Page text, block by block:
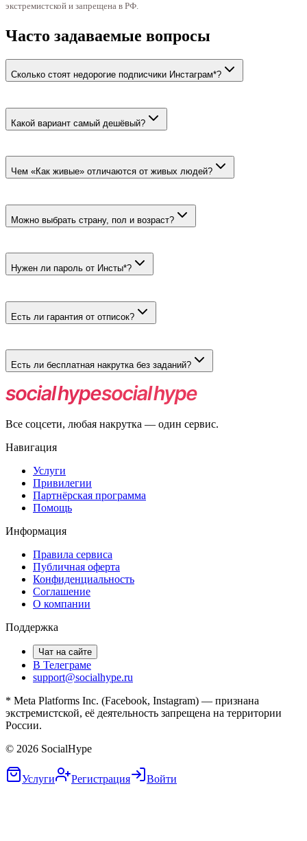
экстремистской и запрещена в РФ.
Часто задаваемые вопросы
Сколько стоят недорогие подписчики Инстаграм*?
Какой вариант самый дешёвый?
Чем «Как живые» отличаются от живых людей?
тарифы приводят реальных людей из выбранной страны или
региона.
Можно выбрать страну, пол и возраст?
пол и возраст. У США и ботовых вариантов пиккера нет.
Нужен ли пароль от Инсты*?
подтверждения и доступ к странице не нужны.
Есть ли гарантия от отписок?
У живых людей и бюджетного тарифа гарантии нет.
Есть ли бесплатная накрутка без заданий?
Бесплатного тарифа нет. Платный заказ проходит без заданий,
взаимных подписок и обмена баллами.
Все соцсети, любая накрутка — один сервис.
Навигация
Услуги
Привилегии
Партнёрская программа
Помощь
Информация
Правила сервиса
Публичная оферта
Конфиденциальность
Соглашение
О компании
Поддержка
Чат на сайте
В Телеграме
support@socialhype.ru
* Meta Platforms Inc. (Facebook, Instagram) — признана
экстремистской, её деятельность запрещена на территории
России.
© 2026 SocialHype
Услуги Регистрация Войти